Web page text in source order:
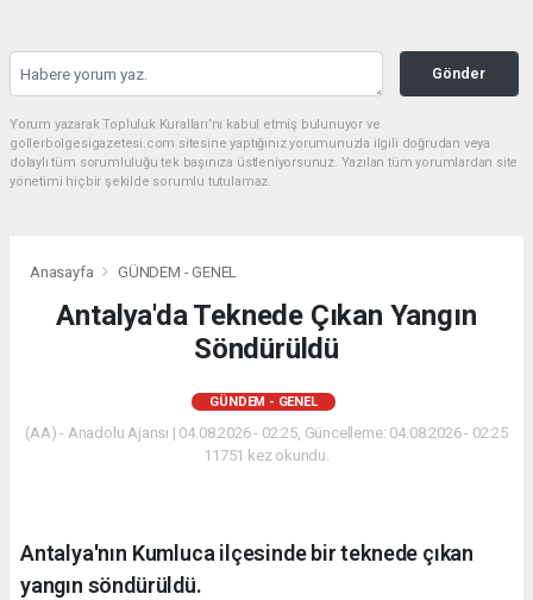
Gönder
Yorum yazarak Topluluk Kuralları’nı kabul etmiş bulunuyor ve
gollerbolgesigazetesi.com sitesine yaptığınız yorumunuzla ilgili doğrudan veya
dolaylı tüm sorumluluğu tek başınıza üstleniyorsunuz. Yazılan tüm yorumlardan site
yönetimi hiçbir şekilde sorumlu tutulamaz.
Anasayfa GÜNDEM - GENEL
Antalya'da Teknede Çıkan Yangın
Söndürüldü
GÜNDEM - GENEL
(AA) - Anadolu Ajansı | 04.08.2026 - 02:25, Güncelleme: 04.08.2026 - 02:25
11751 kez okundu.
Antalya'nın Kumluca ilçesinde bir teknede çıkan
yangın söndürüldü.